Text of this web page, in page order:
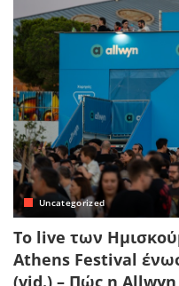
Uncategorized
Το live των
Athens Festival